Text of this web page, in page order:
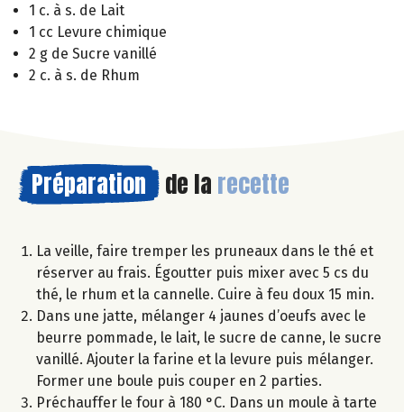
1 c. à s. de Lait
1 cc Levure chimique
2 g de Sucre vanillé
2 c. à s. de Rhum
Préparation de la recette
La veille, faire tremper les pruneaux dans le thé et
réserver au frais. Égoutter puis mixer avec 5 cs du
thé, le rhum et la cannelle. Cuire à feu doux 15 min.
Dans une jatte, mélanger 4 jaunes d’oeufs avec le
beurre pommade, le lait, le sucre de canne, le sucre
vanillé. Ajouter la farine et la levure puis mélanger.
Former une boule puis couper en 2 parties.
Préchauffer le four à 180 °C. Dans un moule à tarte